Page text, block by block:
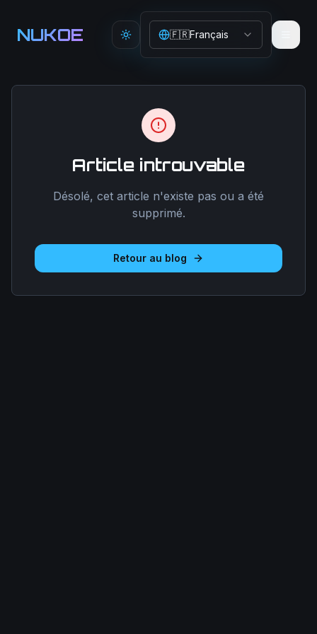
NUKOE Toggle theme
🇫🇷Français
Article introuvable
Désolé, cet article n'existe pas ou a été
supprimé.
Retour au blog